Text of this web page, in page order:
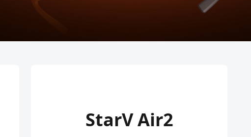
StarV Air2